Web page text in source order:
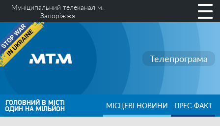
Муніципальний телеканал м.
Запоріжжя
Телепрограма
ГОЛОВНИЙ В МІСТІ
ОДИН НА МІЛЬЙОН МІСЦЕВІ НОВИНИ ПРЕС-ФАКТ